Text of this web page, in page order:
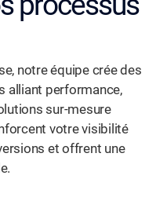
notre équipe crée des
alliant performance,
sur-mesure
votre visibilité
et offrent une